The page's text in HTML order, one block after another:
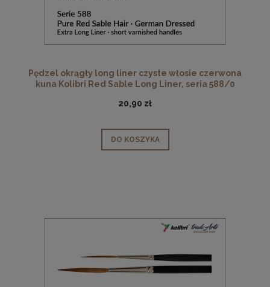
Pędzel okrągły long liner czyste włosie czerwona
kuna Kolibri Red Sable Long Liner, seria 588/0
20,90 zł
DO KOSZYKA